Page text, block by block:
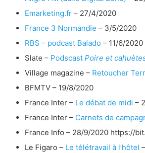
Emarketing.fr – 27/4/2020
France 3 Normandie – 3/5/2020
RBS – podcast Balado – 11/6/2020
Slate – Podscast Poire et
Village magazine – Retoucher
BFMTV – 19/8/2020
France Inter – Le débat de midi –
France Inter – Carnets de
France Info – 28/9/2020 https://
Le Figaro – Le télétravail à l’hôtel